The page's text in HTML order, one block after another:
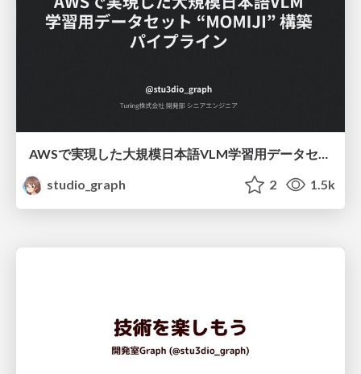
AWSで実現した大規模日本語VLM学習用データセット "MOMIJI" 構築パイプライン/buiding-momiji
studio_graph
2 1.5k